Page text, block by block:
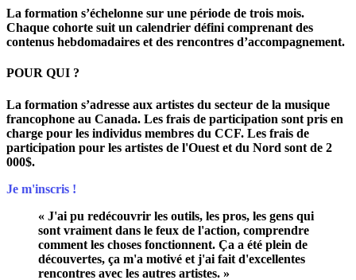
La formation s’échelonne sur une période de trois mois.
Chaque cohorte suit un calendrier défini comprenant des
contenus hebdomadaires et des rencontres d’accompagnement.
POUR QUI ?
La formation s’adresse aux artistes du secteur de la musique
francophone au Canada. Les frais de participation sont pris en
charge pour les individus membres du CCF. Les frais de
participation pour les artistes de l'Ouest et du Nord sont de 2
000$.
Je m'inscris !
« J'ai pu redécouvrir les outils, les pros, les gens qui
sont vraiment dans le feux de l'action, comprendre
comment les choses fonctionnent. Ça a été plein de
découvertes, ça m'a motivé et j'ai fait d'excellentes
rencontres avec les autres artistes. »